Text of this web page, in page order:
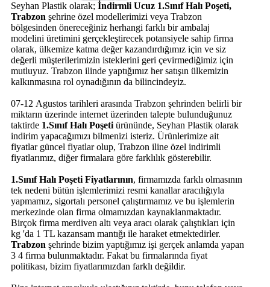
Seyhan Plastik olarak; İndirmli Ucuz 1.Sınıf Halı Poşeti,
Trabzon şehrine özel modellerimizi veya Trabzon
bölgesinden önereceğiniz herhangi farklı bir ambalaj
modelini üretimini gerçekleştirecek potansiyele sahip firma
olarak, ülkemize katma değer kazandırdığımız için ve siz
değerli müşterilerimizin isteklerini geri çevirmediğimiz için
mutluyuz. Trabzon ilinde yaptığımız her satışın ülkemizin
kalkınmasına rol oynadığının da bilincindeyiz.
07-12 Agustos tarihleri arasında Trabzon şehrinden belirli bir
miktarın üzerinde internet üzerinden talepte bulunduğunuz
taktirde 1.Sınıf Halı Poşeti ürününde, Seyhan Plastik olarak
indirim yapacağımızı bilmenizi isteriz. Ürünlerimize ait
fiyatlar güncel fiyatlar olup, Trabzon iline özel indirimli
fiyatlarımız, diğer firmalara göre farklılık gösterebilir.
1.Sınıf Halı Poşeti Fiyatlarının, firmamızda farklı olmasının
tek nedeni bütün işlemlerimizi resmi kanallar aracılığıyla
yapmamız, sigortalı personel çalıştırmamız ve bu işlemlerin
merkezinde olan firma olmamızdan kaynaklanmaktadır.
Birçok firma merdiven altı veya aracı olarak çalıştıkları için
kg 'da 1 TL kazansam mantığı ile haraket etmektedirler.
Trabzon şehrinde bizim yaptığımız işi gerçek anlamda yapan
3 4 firma bulunmaktadır. Fakat bu firmalarında fiyat
politikası, bizim fiyatlarımızdan farklı değildir.